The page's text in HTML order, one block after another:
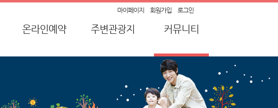
마이페이지 회원가입 로그인
온라인예약 주변관광지 커뮤니티
공지사항
묻고 답하기
자주하는 질문